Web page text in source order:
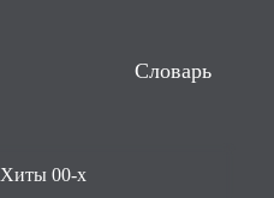
Словарь
Хиты 00-х